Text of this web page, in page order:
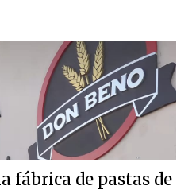
fábrica de pastas de